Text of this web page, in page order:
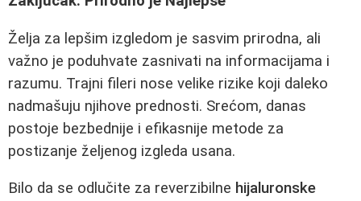
Želja za lepšim izgledom je sasvim prirodna, ali
važno je poduhvate zasnivati na informacijama i
razumu. Trajni fileri nose velike rizike koji daleko
nadmašuju njihove prednosti. Srećom, danas
postoje bezbednije i efikasnije metode za
postizanje željenog izgleda usana.
Bilo da se odlučite za reverzibilne hijaluronske